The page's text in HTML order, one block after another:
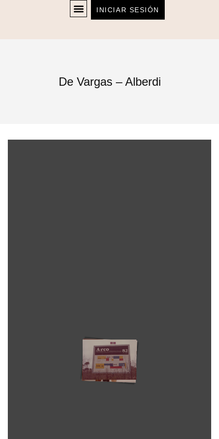
INICIAR SESIÓN
De Vargas – Alberdi